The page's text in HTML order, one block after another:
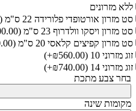
ללא מזרונים
סט מזרון אורטופדי פלורידה 22 ס"מ
(₪1,200.00+)
סט מזרון ויסקו וולדרוף 23 ס"מ
(₪2,800.00+)
סט מזרון קפיצים קלאסי 20 ס"מ
(₪600.00+)
זוג מזרוני 10
(₪560.00+)
זוג מזרוני 14
(₪740.00+)
בחר צבע מתכת
מקומות שינה